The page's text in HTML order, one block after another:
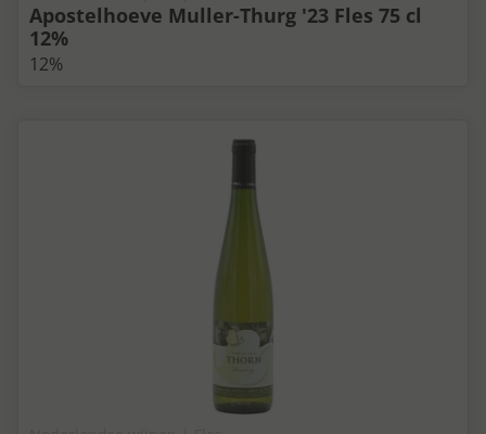
Apostelhoeve Muller-Thurg '23 Fles 75 cl
12%
12%